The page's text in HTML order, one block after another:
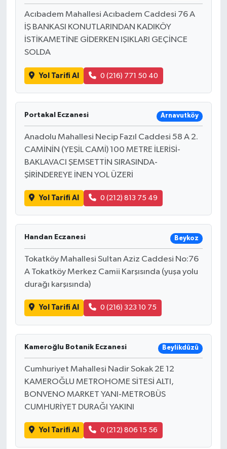
Acıbadem Mahallesi Acıbadem Caddesi 76 A
İŞ BANKASI KONUTLARINDAN KADIKÖY
İSTİKAMETİNE GİDERKEN IŞIKLARI GEÇİNCE
SOLDA
Yol Tarifi Al 0 (216) 771 50 40
Portakal Eczanesi Arnavutköy
Anadolu Mahallesi Necip Fazıl Caddesi 58 A 2.
CAMİNİN (YEŞİL CAMİ) 100 METRE İLERİSİ-
BAKLAVACI ŞEMSETTİN SIRASINDA-
ŞİRİNDEREYE İNEN YOL ÜZERİ
Yol Tarifi Al 0 (212) 813 75 49
Handan Eczanesi Beykoz
Tokatköy Mahallesi Sultan Aziz Caddesi No:76
A Tokatköy Merkez Camii Karşısında (yuşa yolu
durağı karşısında)
Yol Tarifi Al 0 (216) 323 10 75
Kameroğlu Botanik Eczanesi Beylikdüzü
Cumhuriyet Mahallesi Nadir Sokak 2E 12
KAMEROĞLU METROHOME SİTESİ ALTI,
BONVENO MARKET YANI-METROBÜS
CUMHURİYET DURAĞI YAKINI
Yol Tarifi Al 0 (212) 806 15 56